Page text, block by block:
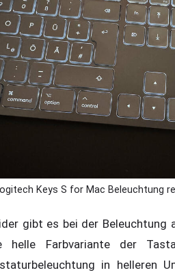
Keys S for Mac Beleuchtung
gibt es bei der Beleuchtung
helle Farbvariante der
in helleren